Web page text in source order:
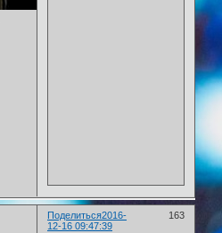
Поделиться 163
2016-
12-16 09:47:39